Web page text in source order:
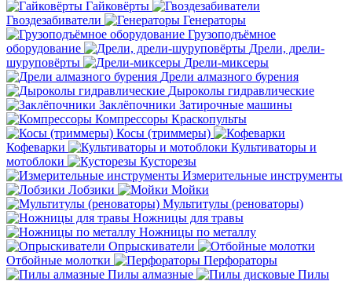
Гайковёрты
Гвоздезабиватели
Генераторы
Грузоподъёмное
оборудование
Дрели, дрели-
шуруповёрты
Дрели-миксеры
Дрели алмазного бурения
Дыроколы гидравлические
Заклёпочники Затирочные машины
Компрессоры Краскопульты
Косы (триммеры)
Кофеварки
Культиваторы и
мотоблоки
Кусторезы
Измерительные инструменты
Лобзики
Мойки
Мультитулы (реноваторы)
Ножницы для травы
Ножницы по металлу
Опрыскиватели
Отбойные молотки
Перфораторы
Пилы алмазные
Пилы